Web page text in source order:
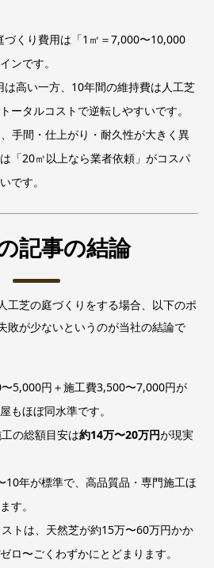
づくり費用は「1㎡＝7,000〜10,000
ンです。
は高い一方、10年間の維持費は人工芝
ータルコストで逆転しやすいです。
手間・仕上がり・耐久性が大きく異
「20㎡以上なら業者依頼」がコスパ
です。
記事の結論
工芝の庭づくりをする場合、以下のポ
敗が少ないというのが当社の結論で
5,000円＋施工費3,500〜7,000円が
もほぼ同水準です。
の総額目安は約14万〜20万円が現実
10年が標準で、高品質品・専門施工ほ
す。
トは、天然芝が約15万〜60万円かか
ロ〜ごくわずかにとどまります。